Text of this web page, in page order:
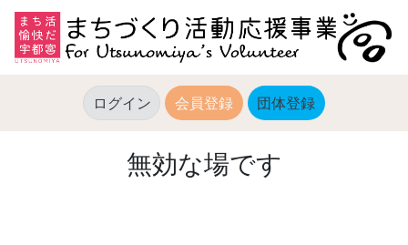
ログイン 会員登録 団体登録 (current)
無効な場です